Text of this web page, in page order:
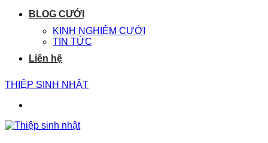
BLOG CƯỚI
KINH NGHIỆM CƯỚI
TIN TỨC
Liên hệ
THIỆP SINH NHẬT